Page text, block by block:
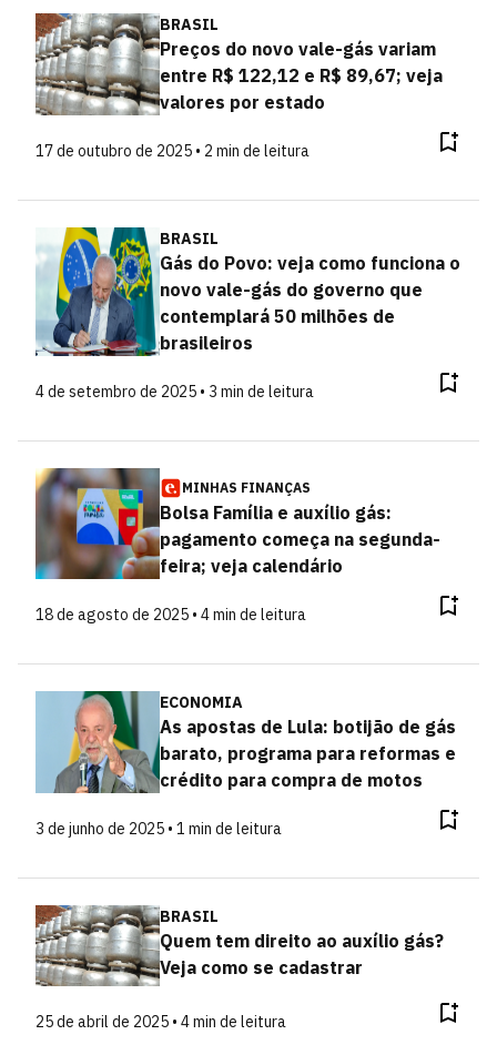
BRASIL
Preços do novo vale-gás variam
entre R$ 122,12 e R$ 89,67; veja
valores por estado
17 de outubro de 2025 • 2 min de leitura
BRASIL
Gás do Povo: veja como funciona o
novo vale-gás do governo que
contemplará 50 milhões de
brasileiros
4 de setembro de 2025 • 3 min de leitura
MINHAS FINANÇAS
Bolsa Família e auxílio gás:
pagamento começa na segunda-
feira; veja calendário
18 de agosto de 2025 • 4 min de leitura
ECONOMIA
As apostas de Lula: botijão de gás
barato, programa para reformas e
crédito para compra de motos
3 de junho de 2025 • 1 min de leitura
BRASIL
Quem tem direito ao auxílio gás?
Veja como se cadastrar
25 de abril de 2025 • 4 min de leitura